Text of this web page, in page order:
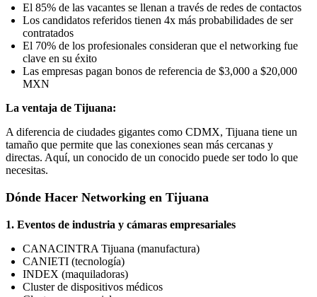
El 85% de las vacantes se llenan a través de redes de contactos
Los candidatos referidos tienen 4x más probabilidades de ser
contratados
El 70% de los profesionales consideran que el networking fue
clave en su éxito
Las empresas pagan bonos de referencia de $3,000 a $20,000
MXN
La ventaja de Tijuana:
A diferencia de ciudades gigantes como CDMX, Tijuana tiene un
tamaño que permite que las conexiones sean más cercanas y
directas. Aquí, un conocido de un conocido puede ser todo lo que
necesitas.
Dónde Hacer Networking en Tijuana
1. Eventos de industria y cámaras empresariales
CANACINTRA Tijuana (manufactura)
CANIETI (tecnología)
INDEX (maquiladoras)
Cluster de dispositivos médicos